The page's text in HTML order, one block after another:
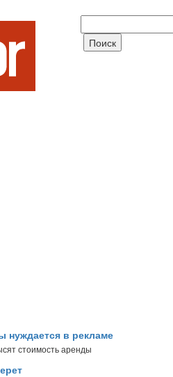
нуждается в рекламе
стоимость аренды